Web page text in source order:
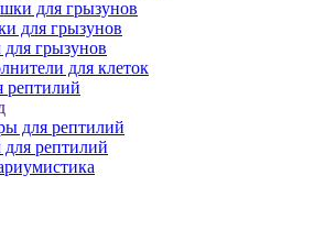
для грызунов
для грызунов
грызунов
для клеток
рептилий
для рептилий
рептилий